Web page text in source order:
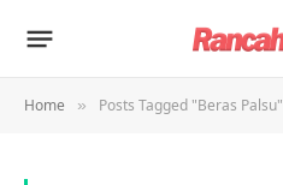
Home » Posts Tagged "Beras Palsu"